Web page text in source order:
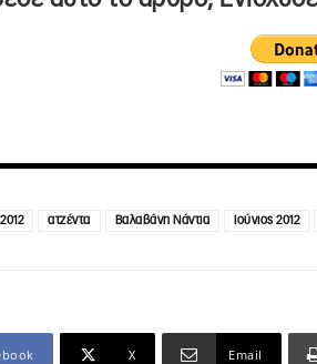
2012 ατζέντα Βαλαβάνη Νάντια Ιούνιος 2012
X Email